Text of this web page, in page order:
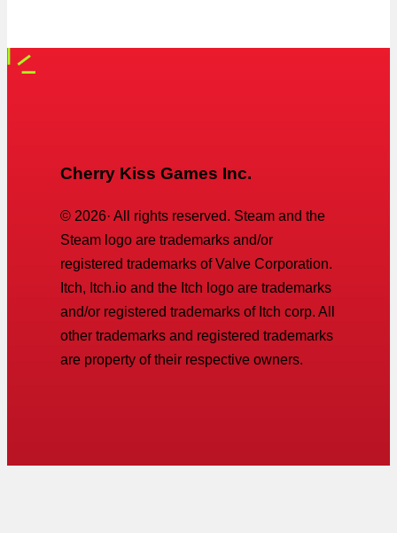
Cherry Kiss Games Inc.
© 2026· All rights reserved. Steam and the
Steam logo are trademarks and/or
registered trademarks of Valve Corporation.
Itch, Itch.io and the Itch logo are trademarks
and/or registered trademarks of Itch corp. All
other trademarks and registered trademarks
are property of their respective owners.